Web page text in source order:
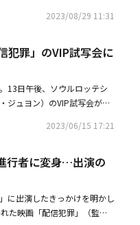
――？ 「新しき世界」などの
犯罪ショーの主催者として主
の手中に落ちた恋人スジン
ンジュの恋人スジンに「王
などの製作を担当し、本作
ルタイム追跡劇を完成させ
を突き付けるのか――？今回、
開ける。最愛のガールフレ
そんなドンジュのPCに、
トルマン」と名乗る不気味な
くすドンジュだが、画面の
2023/08/29 11:31
犯罪」のVIP試写会に
13日午後、ソウルロッテシ
ジュヨン）のVIP試写会が開
偶然もらったリンクで恋人の
追跡劇だ。韓国で28日の公
て期待を高めている。映画を
、ジニョン、チャン・ジョ
ン監督と20年来の親友であ
た縁などで再び注目を集め
2023/06/15 17:21
行者に変身…出演の
に出演したきっかけを明かし
た映画「配信犯罪」（監